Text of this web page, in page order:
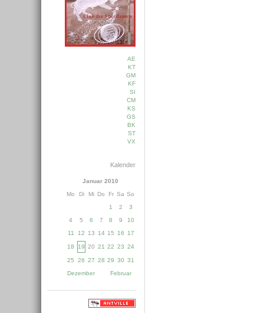
AE
KT
GM
KF
SI
CM
KS
GS
BK
ST
VX
Kalender
Januar 2010
Mo
Di Mi Do Fr Sa So
1
2
3
4
5 6 7 8 9
10
11
12 13 14 15 16 17
18 19 20 21 22 23 24
25 26 27 28 29 30 31
Dezember
Februar